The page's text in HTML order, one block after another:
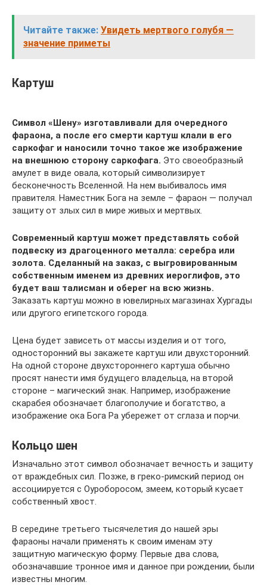
Читайте также: Увидеть мертвого голубя —
значение приметы
Картуш
Символ «Шену» изготавливали для очередного
фараона, а после его смерти картуш клали в его
саркофаг и наносили точно такое же изображение
на внешнюю сторону саркофага. Это своеобразный
амулет в виде овала, который символизирует
бесконечность Вселенной. На нем выбивалось имя
правителя. Наместник Бога на земле – фараон — получал
защиту от злых сил в мире живых и мертвых.
Современный картуш может представлять собой
подвеску из драгоценного металла: серебра или
золота. Сделанный на заказ, с выгровированным
собственным именем из древних иероглифов, это
будет ваш талисман и оберег на всю жизнь.
Заказать картуш можно в ювелирных магазинах Хургады
или другого египетского города.
Цена будет зависеть от массы изделия и от того,
односторонний вы закажете картуш или двухсторонний.
На одной стороне двухстороннего картуша обычно
просят нанести имя будущего владельца, на второй
стороне – магический знак. Например, изображение
скарабея обозначает благополучие и богатство, а
изображение ока Бога Ра убережет от сглаза и порчи.
Кольцо шен
Изначально этот символ обозначает вечность и защиту
от враждебных сил. Позже, в греко-римский период он
ассоциируется с Оуроборосом, змеем, который кусает
собственный хвост.
В середине третьего тысячелетия до нашей эры
фараоны начали применять к своим именам эту
защитную магическую форму. Первые два слова,
обозначавшие тронное имя и данное при рождении, были
известны многим.